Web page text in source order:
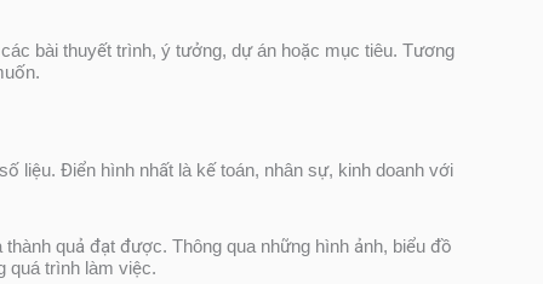
bài thuyết trình, ý tưởng, dự án hoặc mục tiêu. Tương
liệu. Điển hình nhất là kế toán, nhân sự, kinh doanh với
quả đạt được. Thông qua những hình ảnh, biểu đồ
quá trình làm việc.